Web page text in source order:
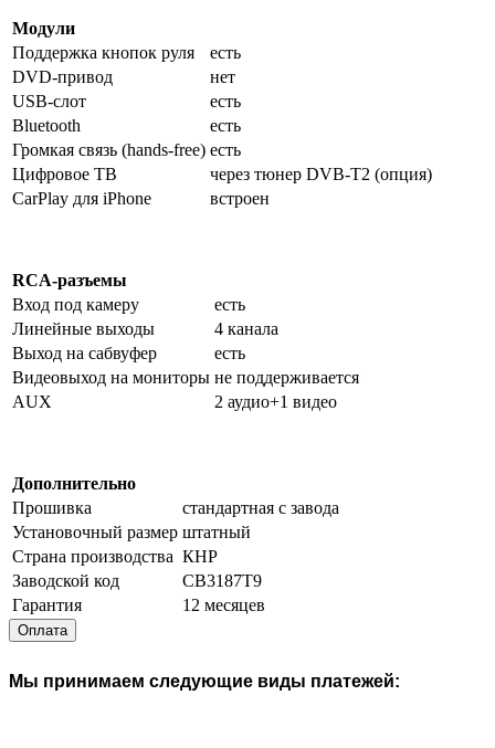
Модули
Поддержка кнопок руля
есть
DVD-привод
нет
USB-слот
есть
Bluetooth
есть
Громкая связь (hands-free) есть
Цифровое ТВ
через тюнер DVB-T2 (опция)
CarPlay для iPhone
встроен
RCA-разъемы
Вход под камеру
есть
Линейные выходы
4 канала
Выход на сабвуфер
есть
Видеовыход на мониторы не поддерживается
AUX
2 аудио+1 видео
Дополнительно
Прошивка
стандартная с завода
Установочный размер штатный
Страна производства КНР
Заводской код
CB3187T9
Гарантия
12 месяцев
Оплата
Мы принимаем следующие виды платежей: